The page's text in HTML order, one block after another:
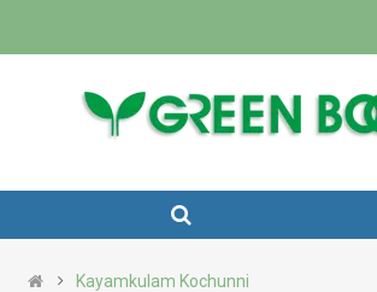
Kayamkulam Kochunni